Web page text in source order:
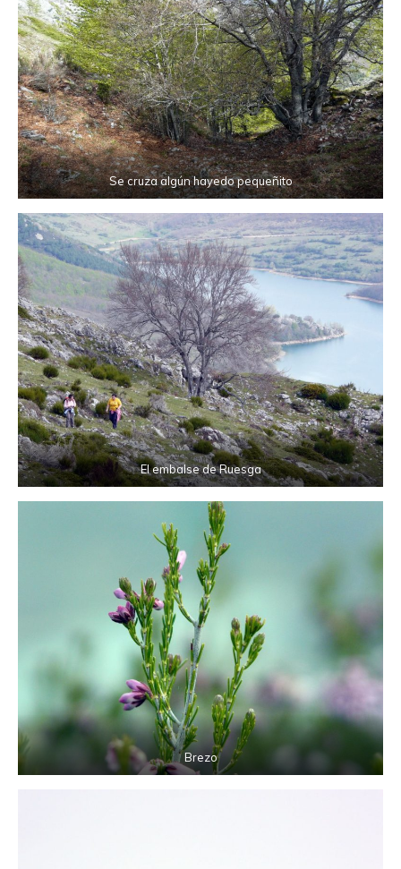
Se cruza algún hayedo pequeñito
El embalse de Ruesga
Brezo